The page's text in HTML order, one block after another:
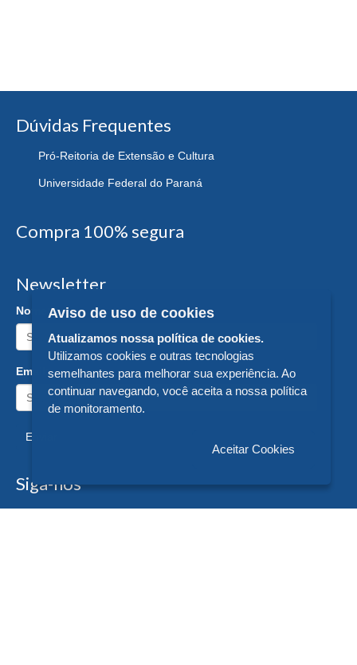
Dúvidas Frequentes
Pró-Reitoria de Extensão e Cultura
Universidade Federal do Paraná
Compra 100% segura
Newsletter
Nome:
Email:
Enviar
Siga-nos
Aviso de uso de cookies
Atualizamos nossa política de cookies.
Utilizamos cookies e outras tecnologias
semelhantes para melhorar sua experiência. Ao
continuar navegando, você aceita a nossa política
de monitoramento.
Aceitar Cookies